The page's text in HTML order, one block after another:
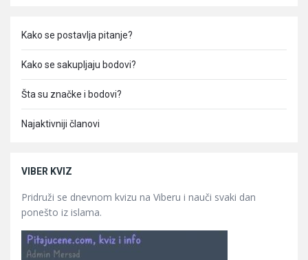
Kako se postavlja pitanje?
Kako se sakupljaju bodovi?
Šta su značke i bodovi?
Najaktivniji članovi
VIBER KVIZ
Pridruži se dnevnom kvizu na Viberu i nauči svaki dan
ponešto iz islama.